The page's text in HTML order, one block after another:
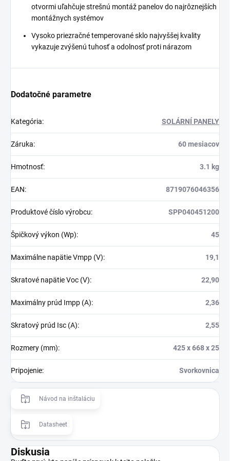
otvormi uľahčuje strešnú montáž panelov do najrôznejších
montážnych systémov
Vysoko priezračné temperované sklo najvyššej kvality
vykazuje zvýšenú tuhosť a odolnosť proti nárazom
Dodatočné parametre
Kategória: SOLÁRNÍ PANELY
Záruka: 60 mesiacov
Hmotnosť: 3.1 kg
EAN: 8719076046356
Produktové číslo výrobcu: SPP040451200
Špičkový výkon (Wp): 45
Maximálne napätie Vmpp (V): 19,1
Skratové napätie Voc (V): 22,90
Maximálny prúd Impp (A): 2,36
Skratový prúd Isc (A): 2,55
Rozmery (mm): 425 x 668 x 25
Pripojenie: Svorkovnica
Návod na inštaláciu
Datasheet
Diskusia